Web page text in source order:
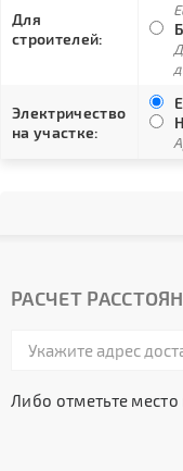
Для
строителей:
Электричество
на участке:
РАСЧЕТ
Либо отметьте место